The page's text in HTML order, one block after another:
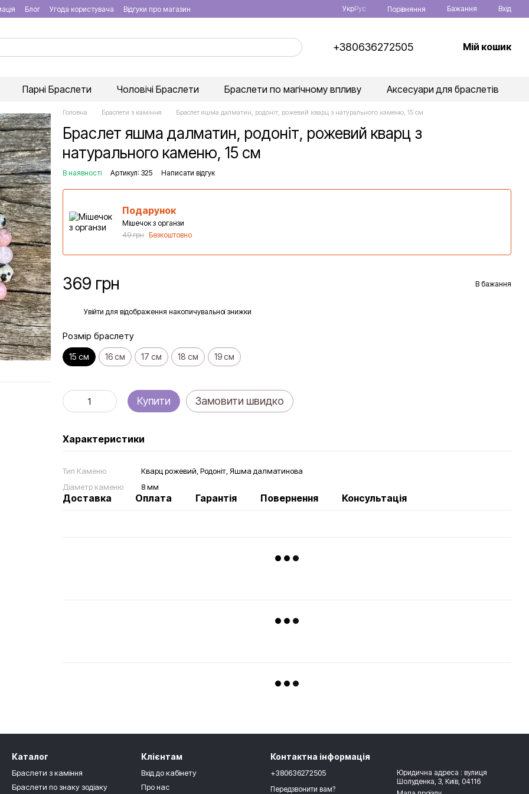
Блог Угода користувача Відгуки про магазин УкрРус Порівняння Бажання Вхід
+380636272505 Мій кошик
Парні Браслети Чоловічі Браслети Браслети по магічному впливу Аксесуари для браслетів
Головна Браслети з каміння Браслет яшма далматин, родоніт, рожевий кварц з натурального каменю, 15 см
Браслет яшма далматин, родоніт, рожевий кварц з
натурального каменю, 15 см
В наявності Артикул: 325 Написати відгук
Подарунок
Мішечок з органзи
49 грн
Безкоштовно
369 грн В бажання
Увійти для відображення накопичувальної знижки
Розмір браслету
15 см 16 см 17 см 18 см 19 см
Купити Замовити швидко
Характеристики
Тип Каменю
Кварц рожевий, Родоніт, Яшма далматинова
Діаметр каменю
8 мм
Доставка Оплата Гарантія Повернення Консультація
Каталог
Браслети з каміння
Браслети по знаку зодіаку
Клієнтам
Вхід до кабінету
Про нас
Контактна інформація
+380636272505
Передзвонити вам?
Юридична адреса : вулиця
Шолуденка, 3, Київ, 04116